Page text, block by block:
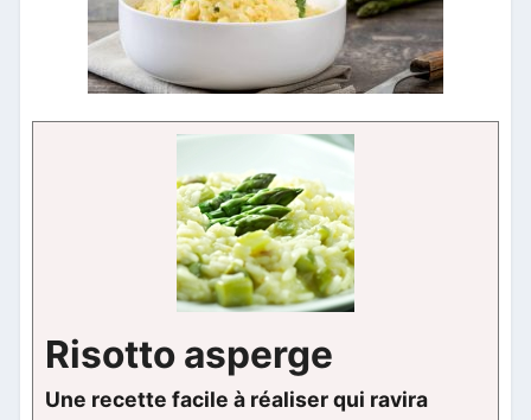
Risotto asperge
Une recette facile à réaliser qui ravira